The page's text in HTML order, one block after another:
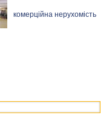
комерційна нерухомість